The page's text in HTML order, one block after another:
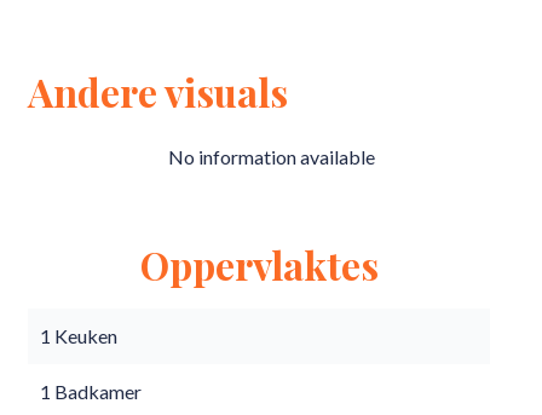
Andere visuals
No information available
Oppervlaktes
1 Keuken
1 Badkamer